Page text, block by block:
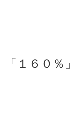
「１６０％」